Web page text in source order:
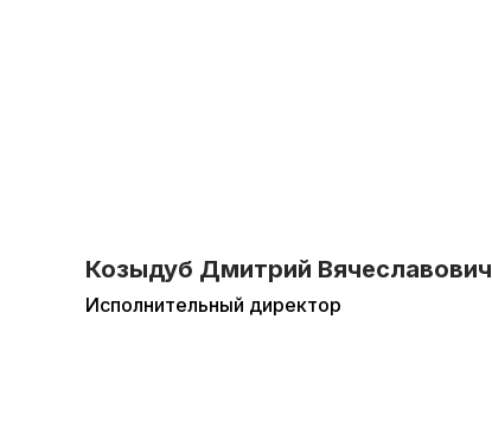
Козыдуб Дмитрий Вячеславович
Исполнительный директор